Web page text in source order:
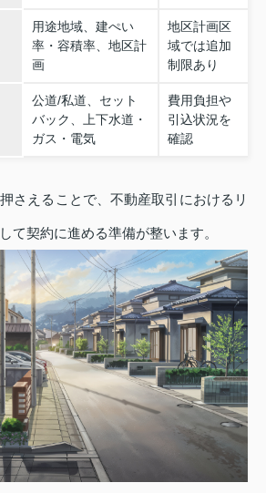
用途地域、建ぺい
率・容積率、地区計
画
地区計画区
域では追加
制限あり
公道/私道、セット
バック、上下水道・
ガス・電気
費用負担や
引込状況を
確認
さえることで、不動産取引におけるリ
て契約に進める準備が整います。